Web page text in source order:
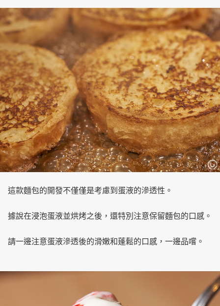
這款麵包的開發不僅僅是考慮到蛋液的滲透性。
據說在浸泡蛋液並烘烤之後，還特別注意保留麵包的口感。
請一邊注意蛋液滲透後的滑嫩和蓬鬆的口感，一邊品嚐。